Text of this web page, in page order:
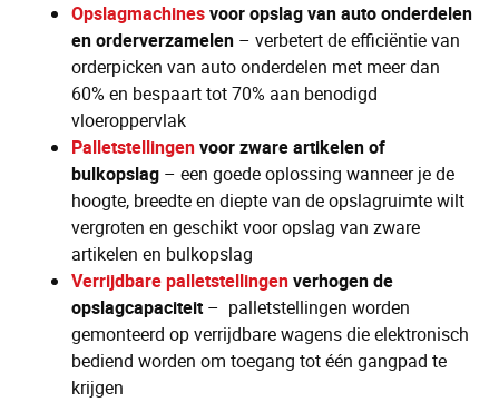
Opslagmachinesvoor opslag van auto onderdelen
en orderverzamelen – verbetert de efficiëntie van
orderpicken van auto onderdelen met meer dan
60% en bespaart tot 70% aan benodigd
vloeroppervlak
Palletstellingenvoor zware artikelen of
bulkopslag – een goede oplossing wanneer je de
hoogte, breedte en diepte van de opslagruimte wilt
vergroten en geschikt voor opslag van zware
artikelen en bulkopslag
Verrijdbare palletstellingenverhogen de
opslagcapaciteit– palletstellingen worden
gemonteerd op verrijdbare wagens die elektronisch
bediend worden om toegang tot één gangpad te
krijgen